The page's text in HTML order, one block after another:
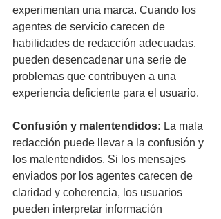
experimentan una marca. Cuando los
agentes de servicio carecen de
habilidades de redacción adecuadas,
pueden desencadenar una serie de
problemas que contribuyen a una
experiencia deficiente para el usuario.
Confusión y malentendidos: La mala
redacción puede llevar a la confusión y
los malentendidos. Si los mensajes
enviados por los agentes carecen de
claridad y coherencia, los usuarios
pueden interpretar información